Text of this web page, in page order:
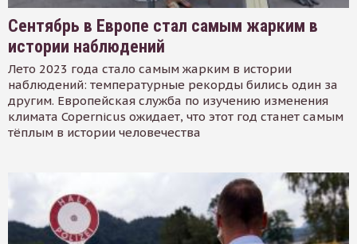
Сентябрь в Европе стал самым жарким в
истории наблюдений
Лето 2023 года стало самым жарким в истории
наблюдений: температурные рекорды бились один за
другим. Европейская служба по изучению изменения
климата Copernicus ожидает, что этот год станет самым
тёплым в истории человечества